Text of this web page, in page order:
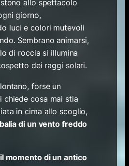
allo spettacolo
giorno,
luci e colori mutevoli
Sembrano animarsi,
di roccia si illumina
dei raggi solari.
forse un
chiede cosa mai stia
in cima allo scoglio,
di un vento freddo
momento di un antico